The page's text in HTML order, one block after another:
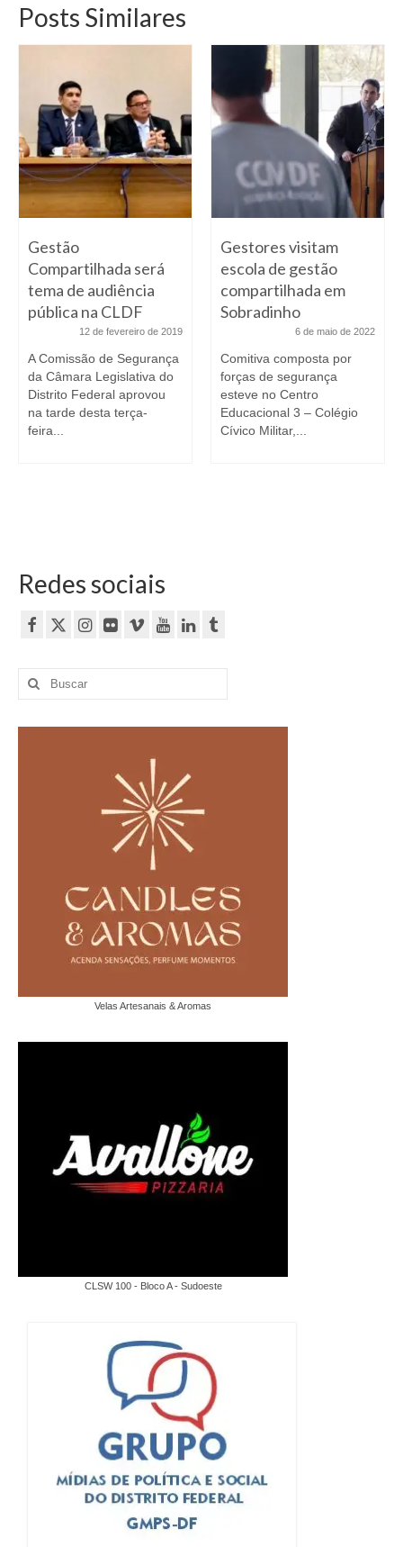
Posts Similares
Gestão
Compartilhada será
tema de audiência
pública na CLDF
12 de fevereiro de 2019
A Comissão de Segurança
da Câmara Legislativa do
Distrito Federal aprovou
na tarde desta terça-
feira...
Gestores visitam
escola de gestão
compartilhada em
Sobradinho
6 de maio de 2022
Comitiva composta por
forças de segurança
esteve no Centro
Educacional 3 – Colégio
Cívico Militar,...
Redes sociais
Buscar
por:
Velas Artesanais & Aromas
CLSW 100 - Bloco A - Sudoeste